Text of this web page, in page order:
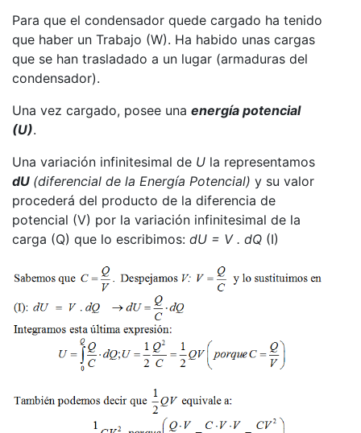
Para que el condensador quede cargado ha tenido
que haber un Trabajo (W). Ha habido unas cargas
que se han trasladado a un lugar (armaduras del
condensador).
Una vez cargado, posee una energía potencial
(U).
Una variación infinitesimal de U la representamos
dU (diferencial de la Energía Potencial) y su valor
procederá del producto de la diferencia de
potencial (V) por la variación infinitesimal de la
carga (Q) que lo escribimos: dU = V . dQ (I)